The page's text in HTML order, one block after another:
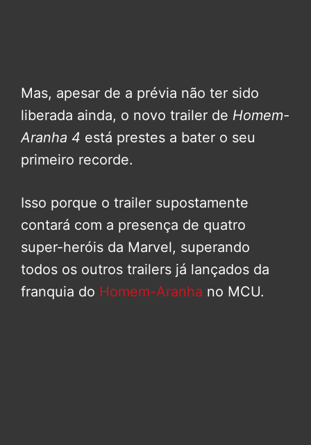
Mas, apesar de a prévia não ter sido
liberada ainda, o novo trailer de Homem-
Aranha 4 está prestes a bater o seu
primeiro recorde.
Isso porque o trailer supostamente
contará com a presença de quatro
super-heróis da Marvel, superando
todos os outros trailers já lançados da
franquia do Homem-Aranha no MCU.